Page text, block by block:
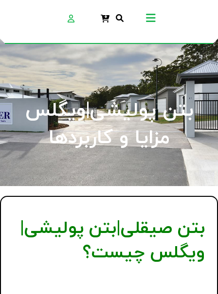
بتن پولیشی|ویگلس
مزایا و کاربردها
بتن صیقلی|بتن پولیشی|
ویگلس چیست؟